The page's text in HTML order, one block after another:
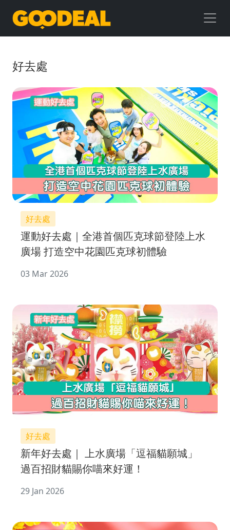
GOODEAL
早
早
鳥
好去處
好去處
運動好去處｜全港首個匹克球節登陸上水
廣場 打造空中花園匹克球初體驗
03 Mar 2026
好去處
新年好去處｜ 上水廣場「逗福貓願城」
過百招財貓賜你喵來好運！
29 Jan 2026